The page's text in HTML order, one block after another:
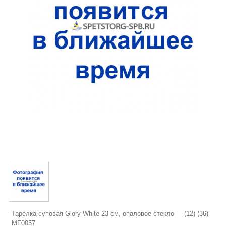
Тарелка суповая Glory White 23 см, опаловое стекло (12) (36)
MF0057